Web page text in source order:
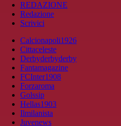
REDAZIONE
Redazione
Scrivici
Calcionapoli1926
Cittaceleste
Derbyderbyderby
Fantamagazine
FCInter1908
Forzaroma
Golssip
Hellas1903
Ilmilanista
Juvenews